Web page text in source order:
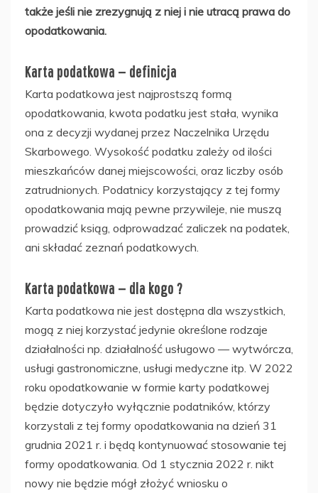
także jeśli nie zrezygnują z niej i nie utracą prawa do
opodatkowania.
Karta podatkowa — definicja
Karta podatkowa jest najprostszą formą
opodatkowania, kwota podatku jest stała, wynika
ona z decyzji wydanej przez Naczelnika Urzędu
Skarbowego. Wysokość podatku zależy od ilości
mieszkańców danej miejscowości, oraz liczby osób
zatrudnionych. Podatnicy korzystający z tej formy
opodatkowania mają pewne przywileje, nie muszą
prowadzić ksiąg, odprowadzać zaliczek na podatek,
ani składać zeznań podatkowych.
Karta podatkowa — dla kogo ?
Karta podatkowa nie jest dostępna dla wszystkich,
mogą z niej korzystać jedynie określone rodzaje
działalności np. działalność usługowo — wytwórcza,
usługi gastronomiczne, usługi medyczne itp. W 2022
roku opodatkowanie w formie karty podatkowej
będzie dotyczyło wyłącznie podatników, którzy
korzystali z tej formy opodatkowania na dzień 31
grudnia 2021 r. i będą kontynuować stosowanie tej
formy opodatkowania. Od 1 stycznia 2022 r. nikt
nowy nie będzie mógł złożyć wniosku o